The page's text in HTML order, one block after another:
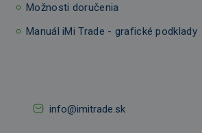
Možnosti doručenia
Manuál iMi Trade - grafické podklady
info@imitrade.sk